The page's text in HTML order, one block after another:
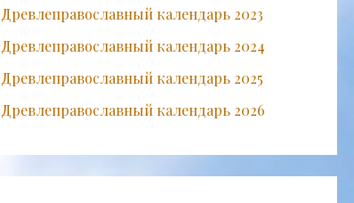
Древлеправославный календарь 2023
Древлеправославный календарь 2024
Древлеправославный календарь 2025
Древлеправославный календарь 2026